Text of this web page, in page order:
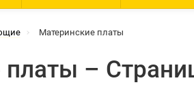
Материнские платы
–